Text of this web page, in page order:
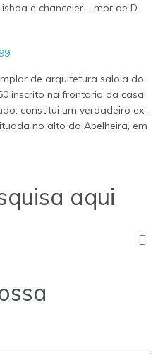
e chanceler – mor de D.
de arquitetura saloia do
inscrito na frontaria da casa
constitui um verdadeiro ex-
no alto da Abelheira, em
aqui